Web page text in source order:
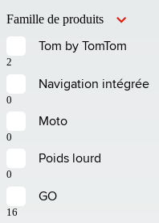
Famille de produits
Tom by TomTom
2
Navigation intégrée
0
Moto
0
Poids lourd
0
GO
16